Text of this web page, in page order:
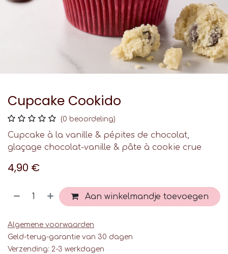
Cupcake Cookido
(0 beoordeling)
Cupcake à la vanille & pépites de chocolat,
glaçage chocolat-vanille & pâte à cookie crue
4,90 €
Aan winkelmandje toevoegen
Algemene voorwaarden
Geld-terug-garantie van 30 dagen
Verzending: 2-3 werkdagen